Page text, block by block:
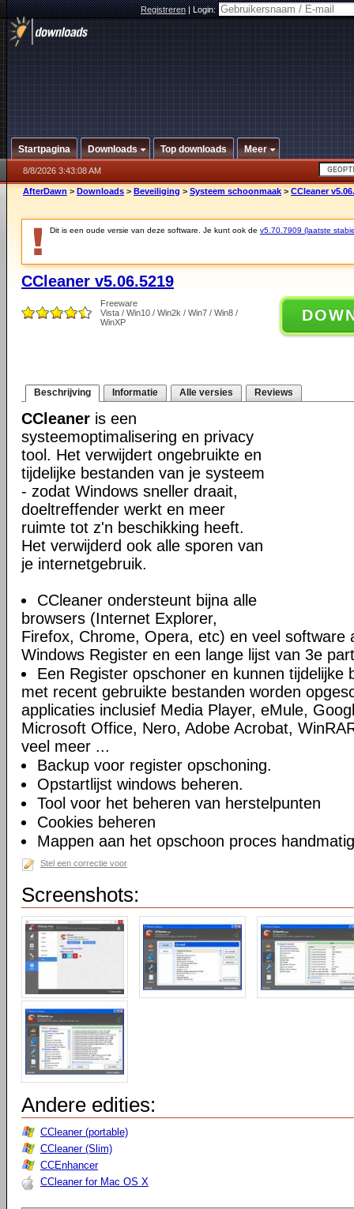
Registreren|Login:
Startpagina Downloads Top downloads Meer
8/8/2026 3:43:08 AM
AfterDawn > Downloads > Beveiliging > Systeem schoonmaak > CCleaner
Dit is een oude versie van deze software. Je kunt ook de v5.70.7909 (laatste
CCleaner v5.06.5219
Freeware
Vista / Win10 / Win2k / Win7 / Win8 /
WinXP
Beschrijving Informatie Alle versies Reviews
CCleaner is een
systeemoptimalisering en privacy
tool. Het verwijdert ongebruikte en
tijdelijke bestanden van je systeem
- zodat Windows sneller draait,
doeltreffender werkt en meer
ruimte tot z'n beschikking heeft.
Het verwijderd ook alle sporen van
je internetgebruik.
CCleaner ondersteunt bijna alle
browsers (Internet Explorer,
Firefox, Chrome, Opera, etc) en veel software
Windows Register en een lange lijst van 3e
Een Register opschoner en kunnen tijdelijke
met recent gebruikte bestanden worden
applicaties inclusief Media Player, eMule,
Microsoft Office, Nero, Adobe Acrobat,
veel meer ...
Backup voor register opschoning.
Opstartlijst windows beheren.
Tool voor het beheren van herstelpunten
Cookies beheren
Mappen aan het opschoon proces
Stel een correctie voor
Screenshots:
Andere edities:
CCleaner (portable)
CCleaner (Slim)
CCEnhancer
CCleaner for Mac OS X